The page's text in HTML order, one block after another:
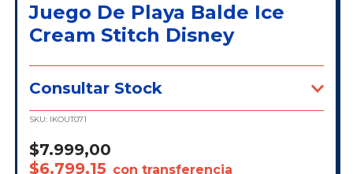
Juego De Playa Balde Ice
Cream Stitch Disney
Consultar Stock
SKU: IKOUT071
$7.999,00
$6.799,15 con transferencia